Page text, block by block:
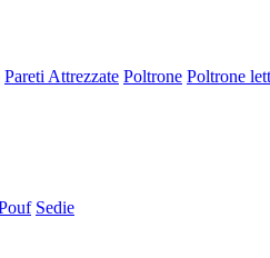
Pareti Attrezzate Poltrone Poltrone
Sedie